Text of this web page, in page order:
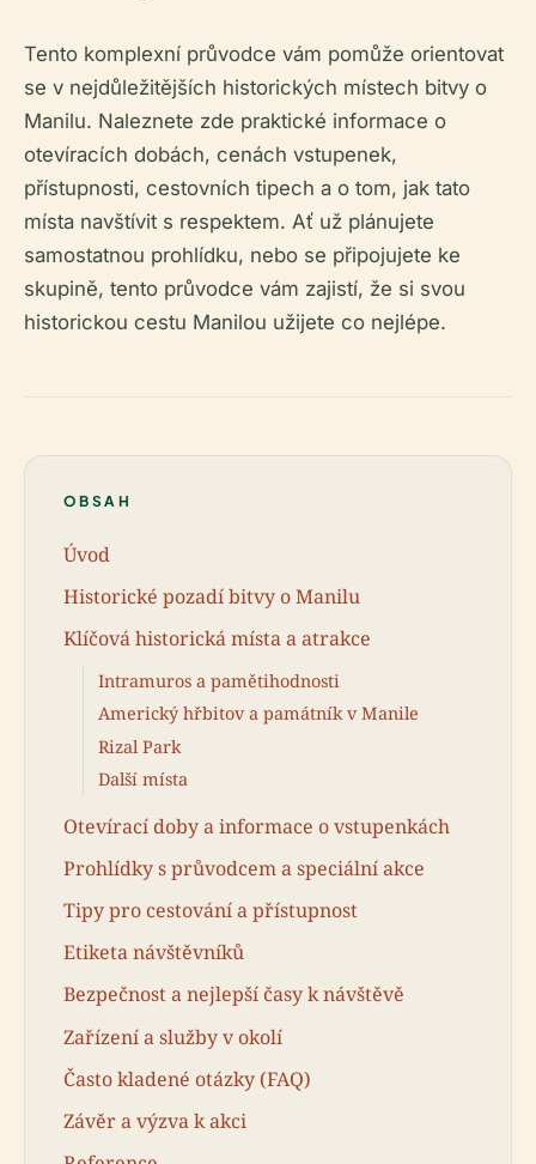
Tento komplexní průvodce vám pomůže orientovat
se v nejdůležitějších historických místech bitvy o
Manilu. Naleznete zde praktické informace o
otevíracích dobách, cenách vstupenek,
přístupnosti, cestovních tipech a o tom, jak tato
místa navštívit s respektem. Ať už plánujete
samostatnou prohlídku, nebo se připojujete ke
skupině, tento průvodce vám zajistí, že si svou
historickou cestu Manilou užijete co nejlépe.
OBSAH
Úvod
Historické pozadí bitvy o Manilu
Klíčová historická místa a atrakce
Intramuros a pamětihodnosti
Americký hřbitov a památník v Manile
Rizal Park
Další místa
Otevírací doby a informace o vstupenkách
Prohlídky s průvodcem a speciální akce
Tipy pro cestování a přístupnost
Etiketa návštěvníků
Bezpečnost a nejlepší časy k návštěvě
Zařízení a služby v okolí
Často kladené otázky (FAQ)
Závěr a výzva k akci